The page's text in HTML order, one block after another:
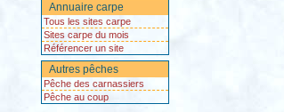
Annuaire carpe
Tous les sites carpe
Sites carpe du mois
Référencer un site
Autres pêches
Pêche des carnassiers
Pêche au coup